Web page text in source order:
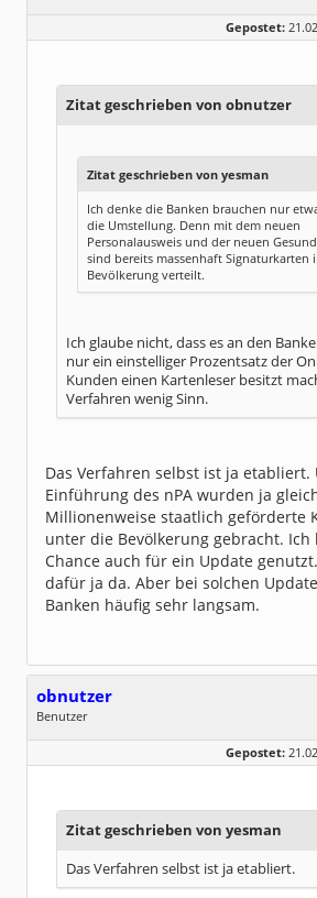
Dabei seit:
03 / 2009
Gepostet:
Zitat geschrieben von obnutzer
Zitat geschrieben von yesman
Ich denke die Banken brauchen nur
die Umstellung. Denn mit dem neuen
Personalausweis und der neuen
sind bereits massenhaft Signaturkarten
Bevölkerung verteilt.
Ich glaube nicht, dass es an den
nur ein einstelliger Prozentsatz der
Kunden einen Kartenleser besitzt
Verfahren wenig Sinn.
Das Verfahren selbst ist ja
Einführung des nPA wurden ja
Millionenweise staatlich geförderte
unter die Bevölkerung gebracht. Ich
Chance auch für ein Update
dafür ja da. Aber bei solchen
Banken häufig sehr langsam.
obnutzer
Benutzer
Geschlecht:
keine Angabe
Dabei seit:
03 / 2010
Gepostet:
Zitat geschrieben von yesman
Das Verfahren selbst ist ja etabliert.